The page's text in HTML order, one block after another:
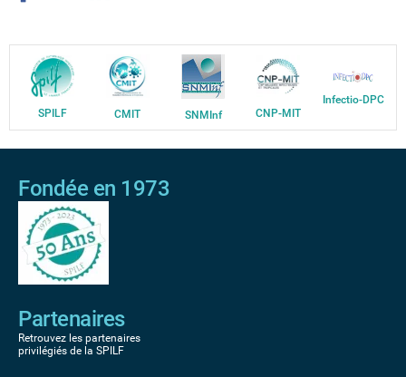
SPILF CMIT SNMInf CNP-MIT
Infectio-DPC
Fondée en 1973
Partenaires
Retrouvez les partenaires
privilégiés de la SPILF